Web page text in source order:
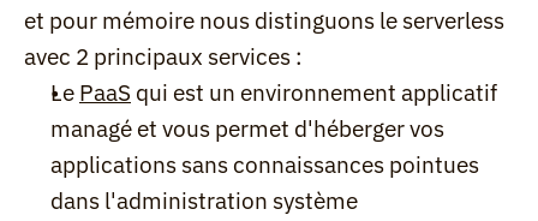
et pour mémoire nous distinguons le serverless
avec 2 principaux services :
Le PaaS qui est un environnement applicatif
managé et vous permet d'héberger vos
applications sans connaissances pointues
dans l'administration système